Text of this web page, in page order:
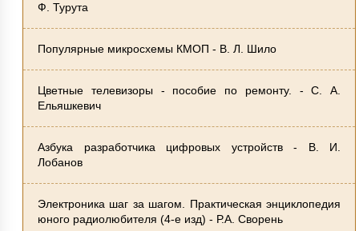
Ф. Турута
Популярные микросхемы КМОП - В. Л. Шило
Цветные телевизоры - пособие по ремонту. - С. А.
Ельяшкевич
Азбука разработчика цифровых устройств - В. И.
Лобанов
Электроника шаг за шагом. Практическая энциклопедия
юного радиолюбителя (4-е изд) - Р.А. Сворень